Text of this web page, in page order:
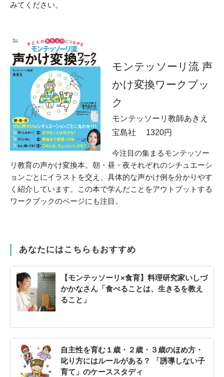
みてください。
モンテッソーリ流 声
かけ変換ワークブッ
ク
モンテッソーリ教師あきえ
宝島社 1320円
今注目の集まるモンテッソー
リ教育の声かけ変換本。朝・昼・夜それぞれのシチュエーシ
ョンごとにイラストを交え、具体的な声かけ例を分かりやす
く紹介しています。この本で学んだことをアウトプットする
ワークブックのページにも注目。
あなたにはこちらもおすすめ
【モンテッソーリ×食育】料理研究家いしづ
かかなさん「食べることは、生きるを教え
ること」
自主性を育む１歳・２歳・３歳のほめ方・
叱り方にはルールがある？ 「誘導しない子
育て」のケーススタディ